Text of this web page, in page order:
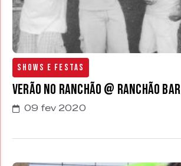
Shows e Festas
Verão no Ranchão @ Ranchão Bar
09 fev 2020